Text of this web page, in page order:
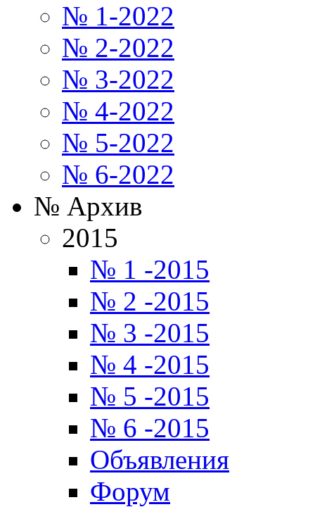
№ 1-2022
№ 2-2022
№ 3-2022
№ 4-2022
№ 5-2022
№ 6-2022
№ Архив
2015
№ 1 -2015
№ 2 -2015
№ 3 -2015
№ 4 -2015
№ 5 -2015
№ 6 -2015
Объявления
Форум